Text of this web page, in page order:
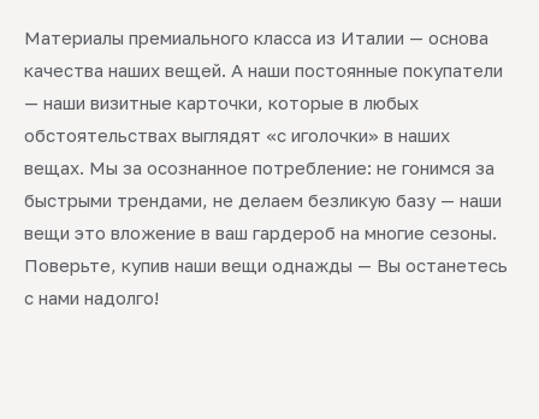
Материалы премиального класса из Италии — основа
качества наших вещей. А наши постоянные покупатели
— наши визитные карточки, которые в любых
обстоятельствах выглядят «с иголочки» в наших
вещах. Мы за осознанное потребление: не гонимся за
быстрыми трендами, не делаем безликую базу — наши
вещи это вложение в ваш гардероб на многие сезоны.
Поверьте, купив наши вещи однажды — Вы останетесь
с нами надолго!